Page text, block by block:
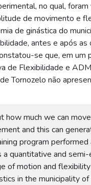
no qual, foram
de movimento e
de ginástica do
antes e após as
se que, em um
de Flexibilidade e
Tornozelo não
how much we can
and this can
program
quantitative and
of motion and
in the municipality